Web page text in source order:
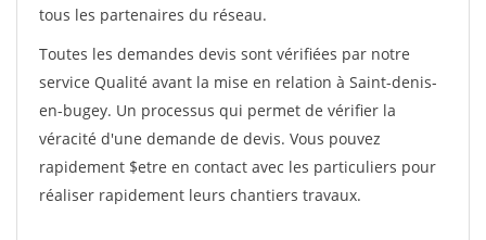
tous les partenaires du réseau.
Toutes les demandes devis sont vérifiées par notre
service Qualité avant la mise en relation à Saint-denis-
en-bugey. Un processus qui permet de vérifier la
véracité d'une demande de devis. Vous pouvez
rapidement $etre en contact avec les particuliers pour
réaliser rapidement leurs chantiers travaux.